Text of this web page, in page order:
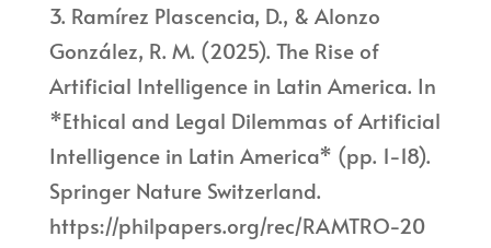
3. Ramírez Plascencia, D., & Alonzo
González, R. M. (2025). The Rise of
Artificial Intelligence in Latin America. In
*Ethical and Legal Dilemmas of Artificial
Intelligence in Latin America* (pp. 1-18).
Springer Nature Switzerland.
https://philpapers.org/rec/RAMTRO-20